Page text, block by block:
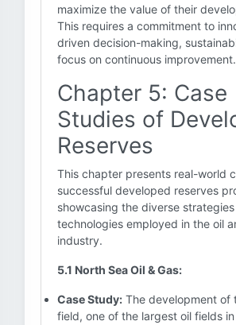
maximize the value of their
This requires a commitment to
driven decision-making,
focus on continuous improvement.
Chapter 5: Case
Studies of
Reserves
This chapter presents real-world
successful developed reserves
showcasing the diverse
technologies employed in the oil
industry.
5.1 North Sea Oil & Gas:
Case Study: The development of
field, one of the largest oil fields